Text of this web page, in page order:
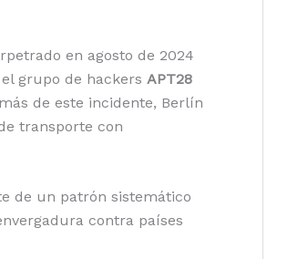
en agosto de 2024
grupo de hackers APT28
de este incidente, Berlín
transporte con
de un patrón sistemático
contra países